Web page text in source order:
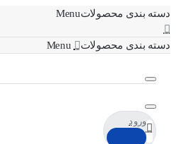
دسته بندی محصولات
دسته بندی محصولات
ورود